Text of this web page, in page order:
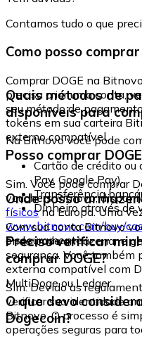
Contamos tudo o que
Como posso
Comprar DOGE na
precisa criar uma conta,
seu método de
tokens em sua carteira
externo compatível.
Quais métodos de
disponíveis para
Na Bitnovo você pode
Cartão de crédito ou
Pay, Google Pay)
Transferência
Dinheiro através de
Posso comprar
Sim. Você pode comprar
vouchers Bitnovo,
físicosna Europa. Uma
www.bitnovo.com/buy/
e seguramente.
Onde posso
Com sua conta Bitnovo
onde pode armazenar e
segurança. Você também
externa compatível com
MultiDoge ou Ledger.
Preciso verificar
comprar DOGE?
Sim. Devido às
verificar sua identidade
Bitnovo. O processo é
operações seguras para
O que devo
Dogecoin?